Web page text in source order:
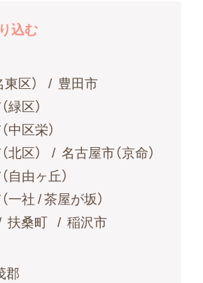
お問い合わせ
込む
区）
豊田市
緑区）
中区栄）
北区）
名古屋市（京命）
自由ヶ丘）
一社 / 茶屋が坂）
扶桑町 稲沢市
郡